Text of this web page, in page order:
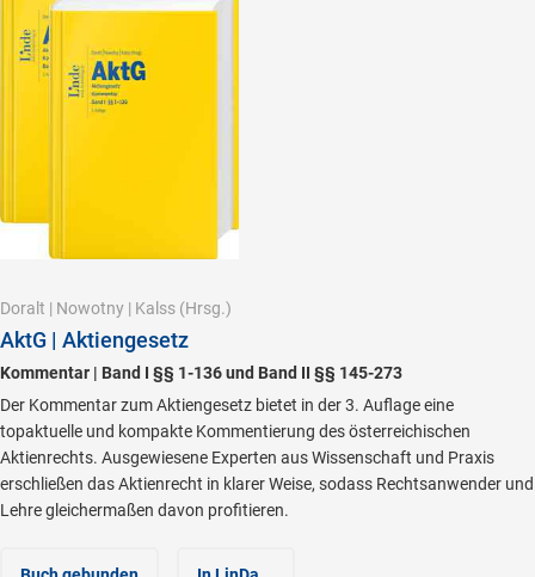
Doralt | Nowotny | Kalss (Hrsg.)
AktG | Aktiengesetz
Kommentar | Band I §§ 1-136 und Band II §§ 145-273
Der Kommentar zum Aktiengesetz bietet in der 3. Auflage eine
topaktuelle und kompakte Kommentierung des österreichischen
Aktienrechts. Ausgewiesene Experten aus Wissenschaft und Praxis
erschließen das Aktienrecht in klarer Weise, sodass Rechtsanwender und
Lehre gleichermaßen davon profitieren.